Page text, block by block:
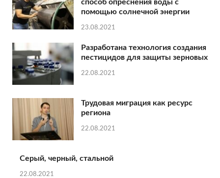
способ опреснения воды с
помощью солнечной энергии
23.08.2021
Разработана технология создания
пестицидов для защиты зерновых
22.08.2021
Трудовая миграция как ресурс
региона
22.08.2021
Серый, черный, стальной
22.08.2021